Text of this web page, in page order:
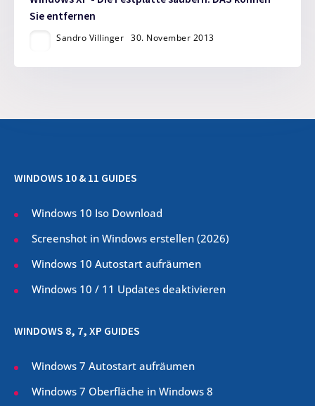
Sie entfernen
Sandro Villinger 30. November 2013
WINDOWS 10 & 11 GUIDES
Windows 10 Iso Download
Screenshot in Windows erstellen (2026)
Windows 10 Autostart aufräumen
Windows 10 / 11 Updates deaktivieren
WINDOWS 8, 7, XP GUIDES
Windows 7 Autostart aufräumen
Windows 7 Oberfläche in Windows 8